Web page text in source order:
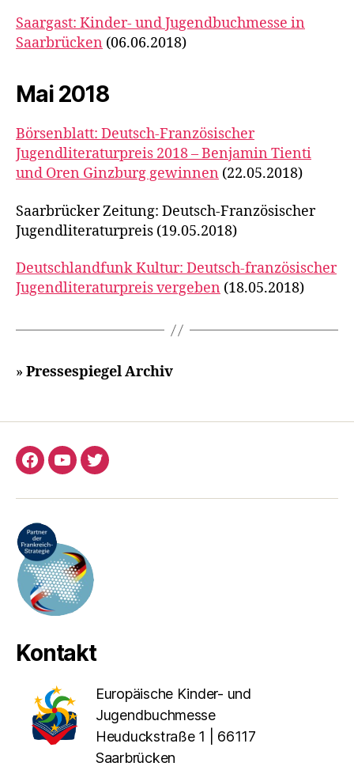
Saargast: Kinder- und Jugendbuchmesse in
Saarbrücken (06.06.2018)
Mai 2018
Börsenblatt: Deutsch-Französischer
Jugendliteraturpreis 2018 – Benjamin Tienti
und Oren Ginzburg gewinnen (22.05.2018)
Saarbrücker Zeitung: Deutsch-Französischer
Jugendliteraturpreis (19.05.2018)
Deutschlandfunk Kultur: Deutsch-französischer
Jugendliteraturpreis vergeben (18.05.2018)
» Pressespiegel Archiv
Facebook
YouTubeTwitter
Kontakt
Europäische Kinder- und
Jugendbuchmesse
Heuduckstraße 1 | 66117
Saarbrücken